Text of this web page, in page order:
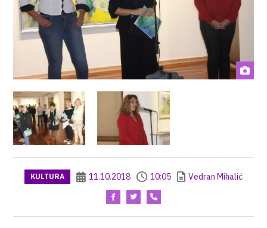
KULTURA 11.10.2018 10:05 Vedran Mihalić